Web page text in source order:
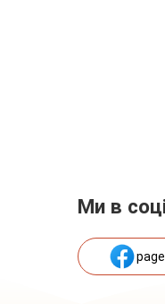
Ми в
page